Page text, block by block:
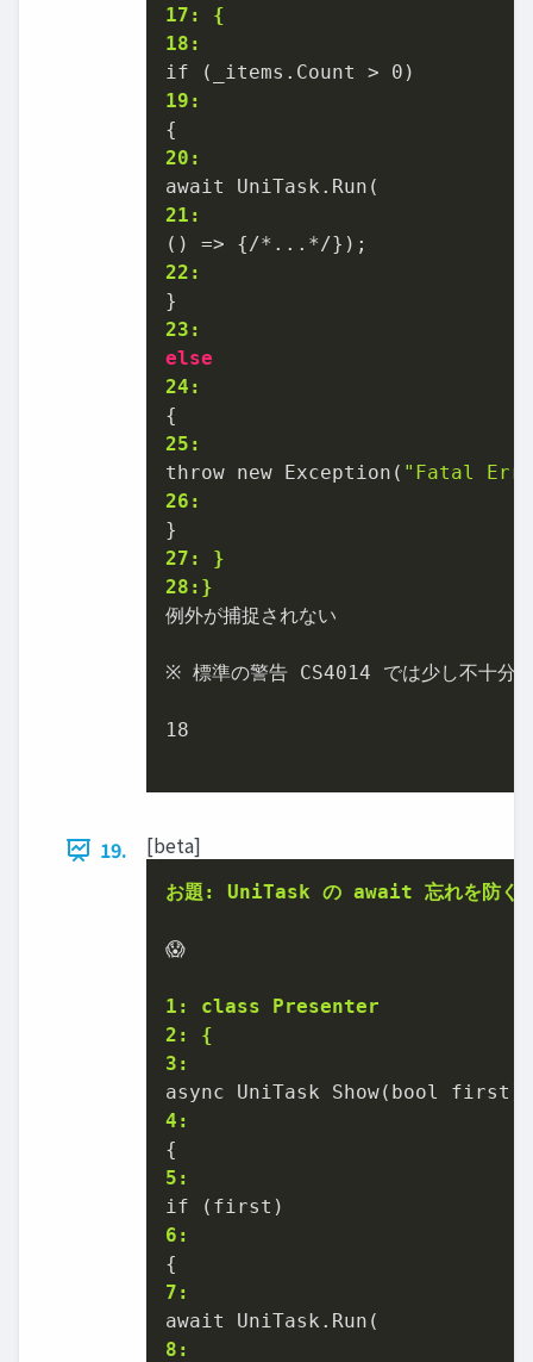
17: {
18:
19:
20:
21:
22:
23:
else
24:
25:
throw new Exception( "Fatal
26:
27: }
28:}
例外が捕捉されない
※ 標準の警告 CS4014 では少し不十分
18
19. [beta]
お題: UniTask の await 忘れを防ぐ
😱
1: class Presenter
2: {
3:
4:
5:
6:
7:
8: